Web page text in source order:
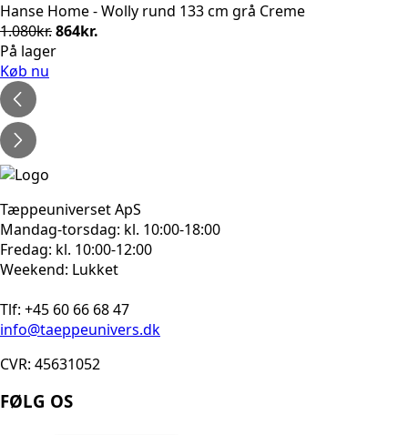
Hanse Home - Wolly rund 133 cm grå Creme
1.080kr.Den
oprindelige
864kr.
På lager
Køb nu
Tæppeuniverset ApS
Mandag-torsdag: kl. 10:00-18:00
Fredag: kl. 10:00-12:00
Weekend: Lukket
Tlf: +45 60 66 68 47
info@taeppeunivers.dk
CVR: 45631052
FØLG OS